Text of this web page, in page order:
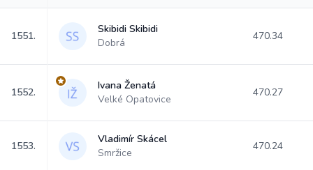
1551.
Skibidi Skibidi
Dobrá
470.34
1552.
Ivana Ženatá
Velké Opatovice
470.27
1553.
Vladimír Skácel
Smržice
470.24